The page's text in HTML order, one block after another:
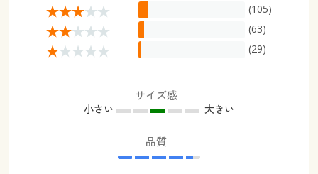
(105)
(63)
(29)
サイズ感
小さい 大きい
品質